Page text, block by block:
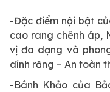
-Đặc điểm nội bật
cao rang chênh áp,
vị đa dạng và
dính răng – An toàn
-Bánh Khảo của